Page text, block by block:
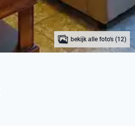
bekijk alle foto's (12)